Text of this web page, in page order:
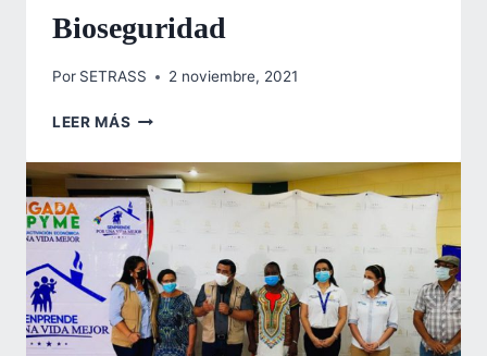
Bioseguridad
Por SETRASS 2 noviembre, 2021
LEER MÁS 400
DEL
DEPARTAMENTO
DE
CHOLUTECA,
SON
BENEFICIADOS
CON
KITS
DE